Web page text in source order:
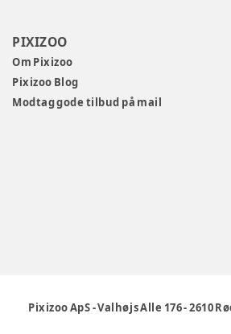
PIXIZOO
Om Pixizoo
Pixizoo Blog
Modtag gode tilbud på mail
Pixizoo ApS-Valhøjs Alle 176-2610